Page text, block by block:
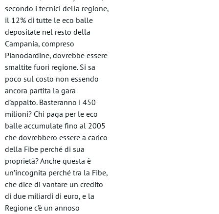
secondo i tecnici della regione,
il 12% di tutte le eco balle
depositate nel resto della
Campania, compreso
Pianodardine, dovrebbe essere
smaltite fuori regione. Si sa
poco sul costo non essendo
ancora partita la gara
d’appalto. Basteranno i 450
milioni? Chi paga per le eco
balle accumulate fino al 2005
che dovrebbero essere a carico
della Fibe perché di sua
proprietà? Anche questa è
un’incognita perché tra la Fibe,
che dice di vantare un credito
di due miliardi di euro, e la
Regione c’è un annoso